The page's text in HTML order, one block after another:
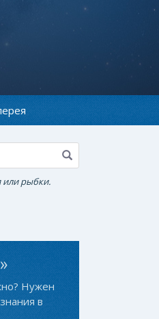
или рыбки.
Нужен
в